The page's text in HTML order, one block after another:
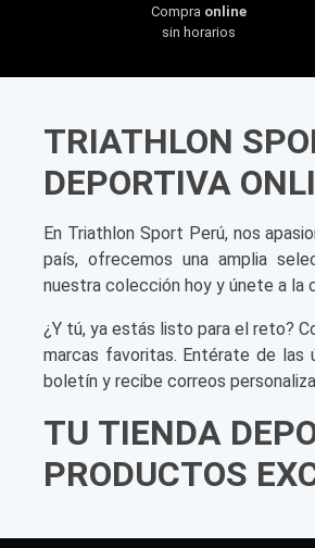
Compra online
sin horarios
TRIATHLON
DEPORTIVA
En Triathlon Sport Perú, nos
país, ofrecemos una amplia
nuestra colección hoy y únete a la
¿Y tú, ya estás listo para el reto?
marcas favoritas. Entérate de las
boletín y recibe correos
TU TIENDA
PRODUCTOS